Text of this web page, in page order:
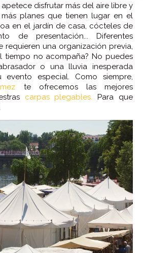
disfrutar más del aire libre y
planes que tienen lugar en el
en el jardín de casa, cócteles de
de presentación... Diferentes
requieren una organización previa,
tiempo no acompaña? No puedes
o una lluvia inesperada
especial. Como siempre,
te ofrecemos las mejores
carpas plegables.Para que